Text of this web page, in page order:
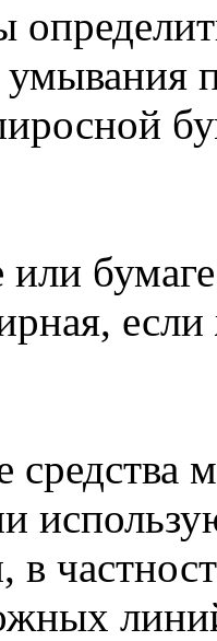
умывания
или
средства
в